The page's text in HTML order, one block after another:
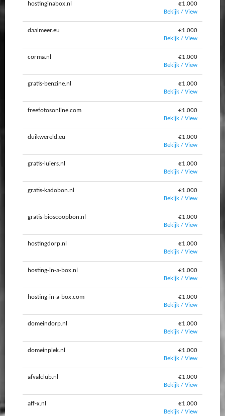
hostinginabox.nl
€1.000
Bekijk / View
daalmeer.eu
€1.000
Bekijk / View
corma.nl
€1.000
Bekijk / View
gratis-benzine.nl
€1.000
Bekijk / View
freefotosonline.com
€1.000
Bekijk / View
duikwereld.eu
€1.000
Bekijk / View
gratis-luiers.nl
€1.000
Bekijk / View
gratis-kadobon.nl
€1.000
Bekijk / View
gratis-bioscoopbon.nl
€1.000
Bekijk / View
hostingdorp.nl
€1.000
Bekijk / View
hosting-in-a-box.nl
€1.000
Bekijk / View
hosting-in-a-box.com
€1.000
Bekijk / View
domeindorp.nl
€1.000
Bekijk / View
domeinplek.nl
€1.000
Bekijk / View
afvalclub.nl
€1.000
Bekijk / View
aff-x.nl
€1.000
Bekijk / View